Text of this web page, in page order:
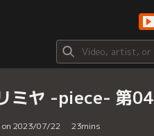
ミヤ -piece- 第
2023/07/22 23mins